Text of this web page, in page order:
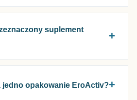
suplement
jedno opakowanie EroActiv?